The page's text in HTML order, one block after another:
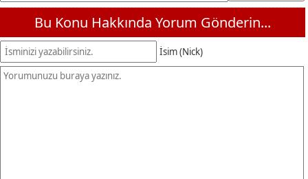
Bu Konu Hakkında Yorum Gönderin...
İsim (Nick)